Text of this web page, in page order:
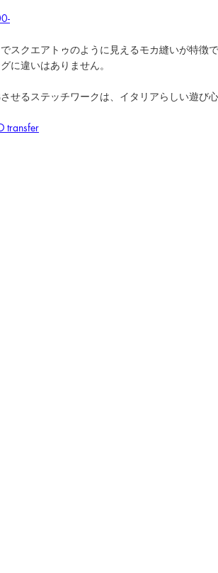
スクエアトゥのように見えるモカ縫いが特徴
に違いはありません。
せるステッチワークは、イタリアらしい遊び
transfer